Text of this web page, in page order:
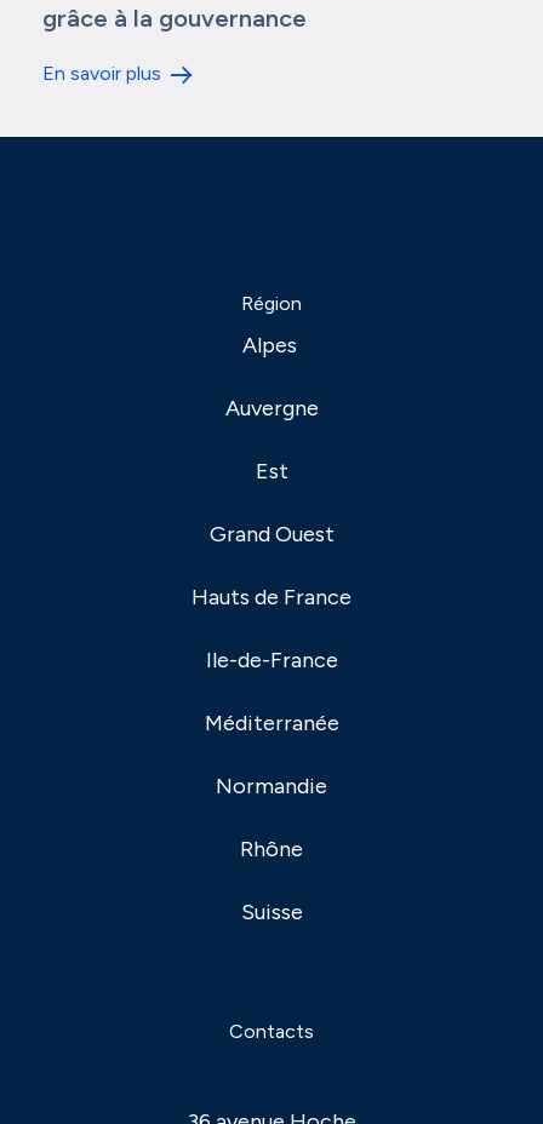
grâce à la gouvernance
En savoir plus
Région
Alpes
Auvergne
Est
Grand Ouest
Hauts de France
Ile-de-France
Méditerranée
Normandie
Rhône
Suisse
Contacts